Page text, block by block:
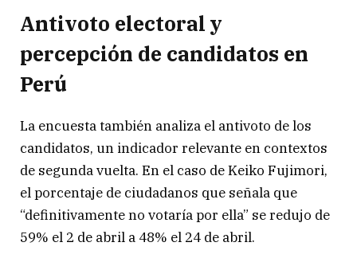
Antivoto electoral y
percepción de candidatos en
Perú
La encuesta también analiza el antivoto de los
candidatos, un indicador relevante en contextos
de segunda vuelta. En el caso de Keiko Fujimori,
el porcentaje de ciudadanos que señala que
“definitivamente no votaría por ella” se redujo de
59% el 2 de abril a 48% el 24 de abril.